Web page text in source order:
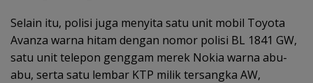
Selain itu, polisi juga menyita satu unit mobil Toyota
Avanza warna hitam dengan nomor polisi BL 1841 GW,
satu unit telepon genggam merek Nokia warna abu-
abu, serta satu lembar KTP milik tersangka AW,